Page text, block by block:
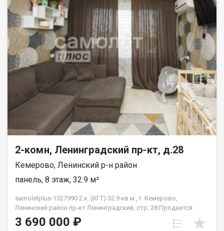
поликлиника обычная и детская, березовая роща для
прогулок, остановка транспорта, магазины и многое другое.
Звоните, договоримся о просмотре квартиры
2-комн, Ленинградский пр-кт, д.28
Кемерово, Ленинский р-н район
панель, 8 этаж, 32.9 м²
samoletplus-1327990 2 к. (КГТ) 32.9 кв.м., г. Кемерово,
Ленинский район пр-кт Ленинградский, стр. 28 Продается
квартира без дополнительных вложений! Описание: Квартира
с качественным евро ремонтом. Остается вся встроенная
3 690 000 ₽